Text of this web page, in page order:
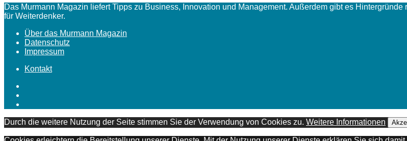
Das Murmann Magazin liefert Tipps zu Business, Innovation und Management. Außerdem gibt es
für Weiterdenker.
Über das Murmann Magazin
Datenschutz
Impressum
Kontakt
Durch die weitere Nutzung der Seite stimmen Sie der Verwendung von Cookies zu. Weitere Informationen